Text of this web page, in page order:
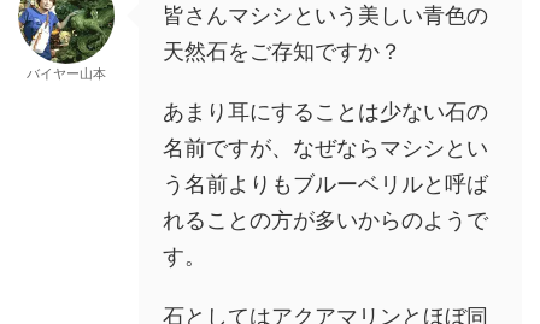
バイヤー山本
皆さんマシシという美しい青色の
天然石をご存知ですか？
あまり耳にすることは少ない石の
名前ですが、なぜならマシシとい
う名前よりもブルーベリルと呼ば
れることの方が多いからのようで
す。
石としてはアクアマリンとほぼ同